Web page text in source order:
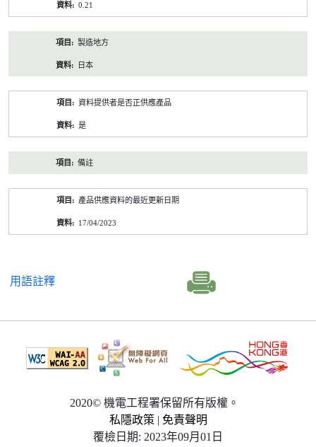
0.21
製造地方
日本
資料提供者是否正供應產品
是
備註
產品供應資料的最近更新日期
17/04/2023
用語註釋
2020© 機電工程署保留所有版權。
私隱政策 | 免責聲明
覆檢日期: 2023年09月01日